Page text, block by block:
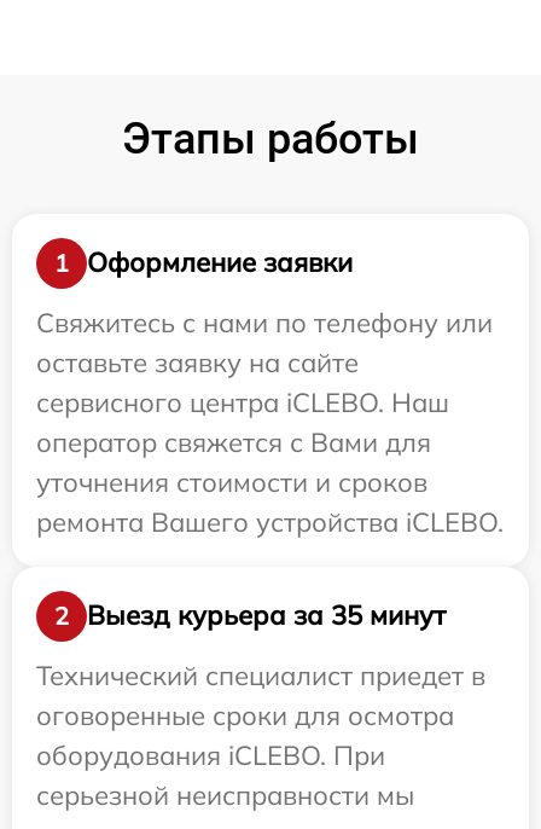
Этапы работы
1
Оформление заявки
Свяжитесь с нами по телефону или
оставьте заявку на сайте
сервисного центра iCLEBO. Наш
оператор свяжется с Вами для
уточнения стоимости и сроков
ремонта Вашего устройства iCLEBO.
2
Выезд курьера за 35 минут
Технический специалист приедет в
оговоренные сроки для осмотра
оборудования iCLEBO. При
серьезной неисправности мы